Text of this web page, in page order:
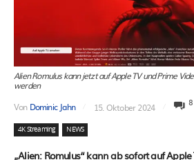
Alien Romulus kann jetzt auf Apple TV und Prime
werden
Von Dominic Jahn 15. Oktober 2024 8
4K Streaming NEWS
„Alien: Romulus“ kann ab sofort auf